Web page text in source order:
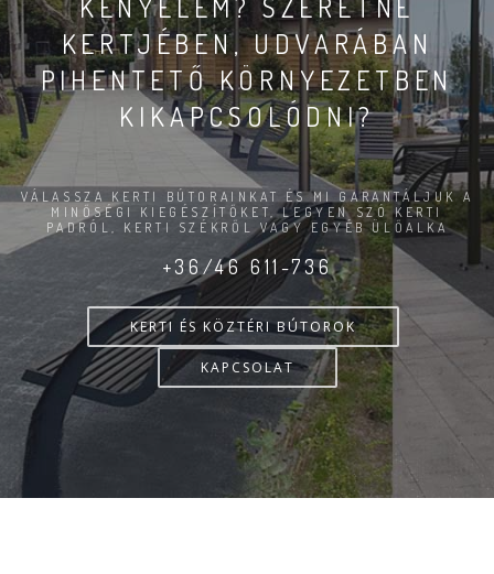
KÉNYELEM? SZERETNE
KERTJÉBEN, UDVARÁBAN
PIHENTETŐ KÖRNYEZETBEN
KIKAPCSOLÓDNI?
VÁLASSZA KERTI BÚTORAINKAT ÉS MI GARANTÁLJUK A
MINŐSÉGI KIEGÉSZÍTŐKET, LEGYEN SZÓ KERTI
PADRÓL, KERTI SZÉKRŐL VAGY EGYÉB ÜLŐALKA
+36/46 611-736
KERTI ÉS KÖZTÉRI BÚTOROK
KAPCSOLAT